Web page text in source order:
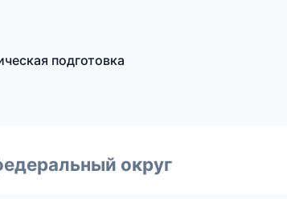
подготовка
округ